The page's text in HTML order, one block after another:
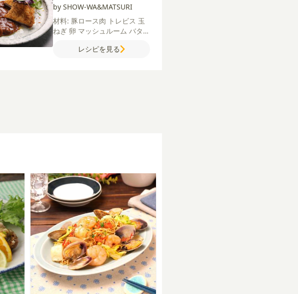
by SHOW-WA&MATSURI
材料: 豚ロース肉 トレビス 玉
ねぎ 卵 マッシュルーム バター
ルメザン）薄力粉ベビーリー
レシピを見る